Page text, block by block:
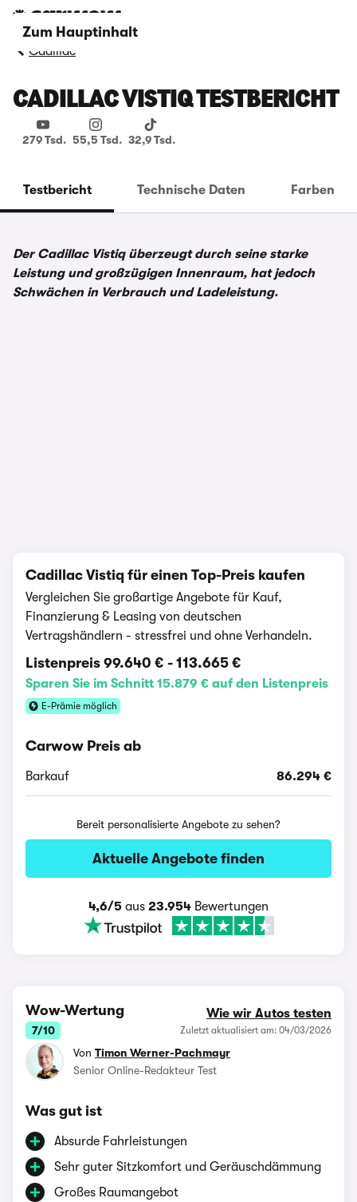
Zum Hauptinhalt
Cadillac
CADILLAC VISTIQ TESTBERICHT
279 Tsd. 55,5 Tsd. 32,9 Tsd.
Testbericht Technische Daten Farben
Der Cadillac Vistiq überzeugt durch seine starke
Leistung und großzügigen Innenraum, hat jedoch
Schwächen in Verbrauch und Ladeleistung.
Cadillac Vistiq für einen Top-Preis kaufen
Vergleichen Sie großartige Angebote für Kauf,
Finanzierung & Leasing von deutschen
Vertragshändlern - stressfrei und ohne Verhandeln.
Listenpreis 99.640 € - 113.665 €
Sparen Sie im Schnitt 15.879 € auf den Listenpreis
E-Prämie möglich
Carwow Preis ab
Barkauf 86.294 €
Bereit personalisierte Angebote zu sehen?
Aktuelle Angebote finden
4,6/5 aus 23.954 Bewertungen
Wow-Wertung
7/10
Wie wir Autos testen
Zuletzt aktualisiert am: 04/03/2026
Von Timon Werner-Pachmayr
Senior Online-Redakteur Test
Was gut ist
Absurde Fahrleistungen
Sehr guter Sitzkomfort und Geräuschdämmung
Großes Raumangebot